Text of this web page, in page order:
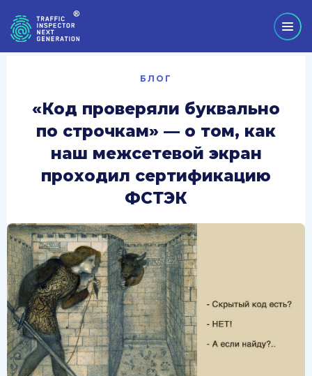
БЛОГ
«Код проверяли буквально
по строчкам» — о том, как
наш межсетевой экран
проходил сертификацию
ФСТЭК